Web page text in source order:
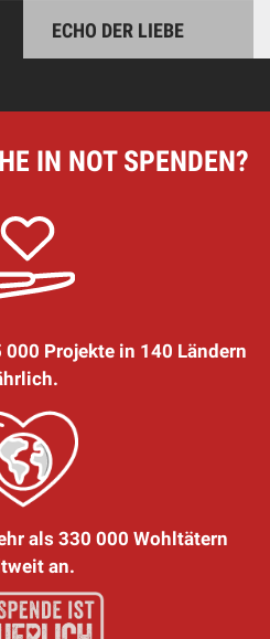
ECHO DER LIEBE
IN NOT SPENDEN?
Projekte in 140 Ländern
als 330 000 Wohltätern
an.